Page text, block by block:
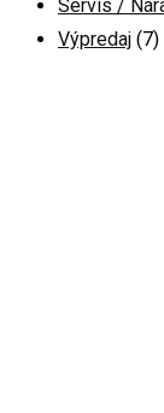
Servis /
Výpredaj (7)